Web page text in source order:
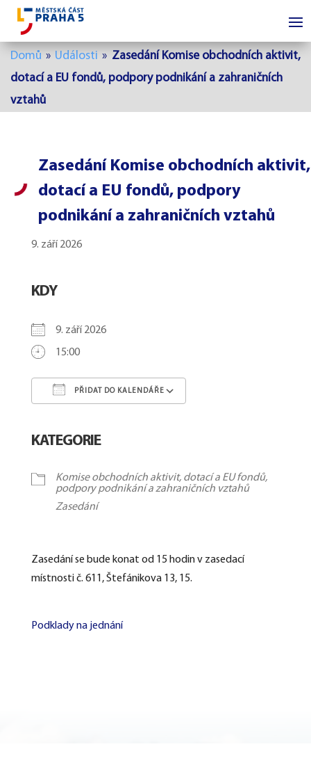
Domů » Události » Zasedání Komise obchodních aktivit,
dotací a EU fondů, podpory podnikání a zahraničních
vztahů
Zasedání Komise obchodních aktivit,
dotací a EU fondů, podpory
podnikání a zahraničních vztahů
9. září 2026
KDY
9. září 2026
15:00
PŘIDAT DO KALENDÁŘE
KATEGORIE
Komise obchodních aktivit, dotací a EU fondů,
podpory podnikání a zahraničních vztahů
Zasedání
Zasedání se bude konat od 15 hodin v zasedací
místnosti č. 611, Štefánikova 13, 15.
Podklady na jednání